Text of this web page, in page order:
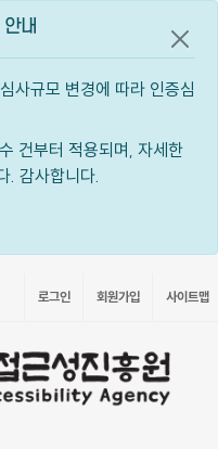
내
사규모 변경에 따라 인증심
건부터 적용되며, 자세한
. 감사합니다.
공지
로그인 회원가입 사이트맵